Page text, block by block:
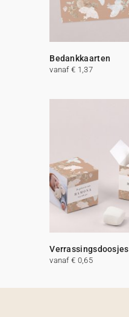
Bedankkaarten
vanaf € 1,37
Verrassingsdoosjes
vanaf € 0,65